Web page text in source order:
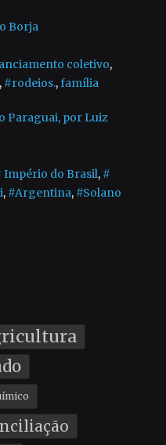
Borja
coletivo,
, #rodeios.,família
Paraguai, por Luiz
Império do Brasil, #
, #Argentina, #Solano